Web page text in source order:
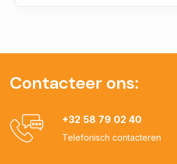
Contacteer ons:
+32 58 79 02 40
Telefonisch contacteren